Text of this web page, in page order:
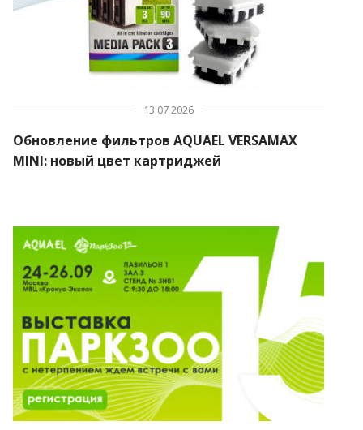
13 07 2026
Обновление фильтров AQUAEL VERSAMAX
MINI: новый цвет картриджей